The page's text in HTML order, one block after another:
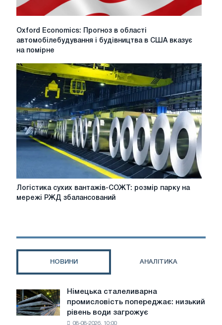
у
2026
Oxford
Economics:
Прогноз
області
автомобілебудування
будівництва
в
США
вказує
на
помірне
Oxford Economics: Прогноз в області
автомобілебудування і будівництва в США вказує
на помірне
Логістика
парку
збалансований
Логістика сухих вантажів-СОЖТ: розмір парку на
мережі РЖД збалансований
НОВИНИ АНАЛІТИКА
Німецька
сталеливарна
промисловість
Німецька сталеливарна
промисловість попереджає: низький
рівень води загрожує
08-08-2026, 10:00